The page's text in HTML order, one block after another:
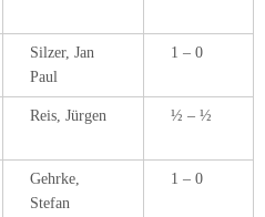
Silzer, Jan
Paul
1 – 0
Reis, Jürgen ½ – ½
Gehrke,
Stefan
1 – 0